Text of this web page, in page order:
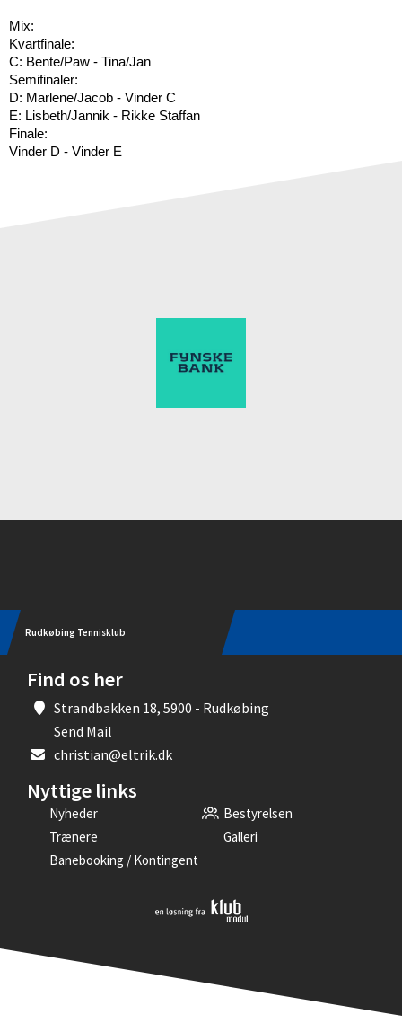
Mix:
Kvartfinale:
C: Bente/Paw - Tina/Jan
Semifinaler:
D: Marlene/Jacob - Vinder C
E: Lisbeth/Jannik - Rikke Staffan
Finale:
Vinder D - Vinder E
Rudkøbing Tennisklub
Find os her
Strandbakken 18, 5900 - Rudkøbing
Send Mail
christian@eltrik.dk
Nyttige links
Nyheder
Bestyrelsen
Trænere
Galleri
Banebooking / Kontingent